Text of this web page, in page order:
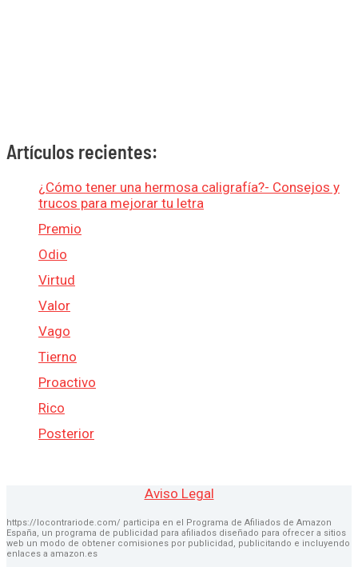
Artículos recientes:
¿Cómo tener una hermosa caligrafía?- Consejos y
trucos para mejorar tu letra
Premio
Odio
Virtud
Valor
Vago
Tierno
Proactivo
Rico
Posterior
Aviso Legal
https://locontrariode.com/ participa en el Programa de Afiliados de Amazon
España, un programa de publicidad para afiliados diseñado para ofrecer a sitios
web un modo de obtener comisiones por publicidad, publicitando e incluyendo
enlaces a amazon.es